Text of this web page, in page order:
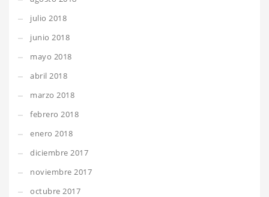
julio 2018
junio 2018
mayo 2018
abril 2018
marzo 2018
febrero 2018
enero 2018
diciembre 2017
noviembre 2017
octubre 2017